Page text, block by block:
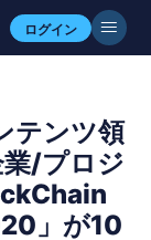
ログイン
テンツ領
/プロジ
」が10